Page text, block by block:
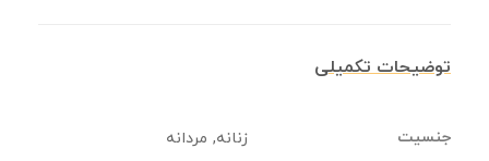
توضیحات تکمیلی
جنسیت زنانه, مردانه